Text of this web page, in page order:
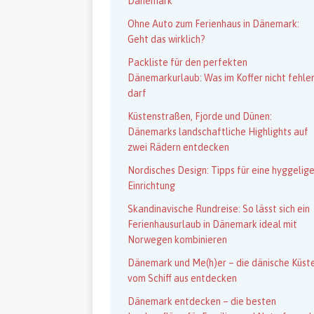
Ohne Auto zum Ferienhaus in Dänemark:
Geht das wirklich?
Packliste für den perfekten
Dänemarkurlaub: Was im Koffer nicht
darf
Küstenstraßen, Fjorde und Dünen:
Dänemarks landschaftliche Highlights auf
zwei Rädern entdecken
Nordisches Design: Tipps für eine hyggelige
Einrichtung
Skandinavische Rundreise: So lässt sich ein
Ferienhausurlaub in Dänemark ideal mit
Norwegen kombinieren
Dänemark und Me(h)er – die dänische
vom Schiff aus entdecken
Dänemark entdecken – die besten